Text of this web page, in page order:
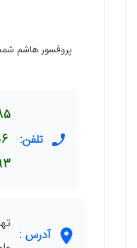
پروفسور هاشم
تلفن:
آدرس :